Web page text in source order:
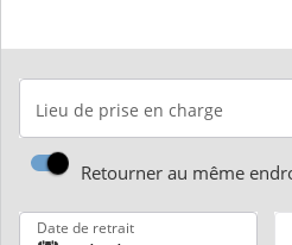
Lieu de prise en charge
Retourner au même
Date de retrait